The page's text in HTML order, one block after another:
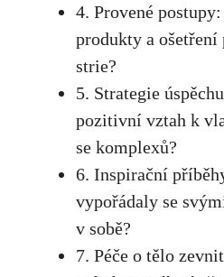
4. Provené
produkty‌ a
strie?
5. Strategie
pozitivní vztah k
se komplexů?
6. Inspirační
vypořádaly se
v ⁣sobě?
7. Péče o tělo